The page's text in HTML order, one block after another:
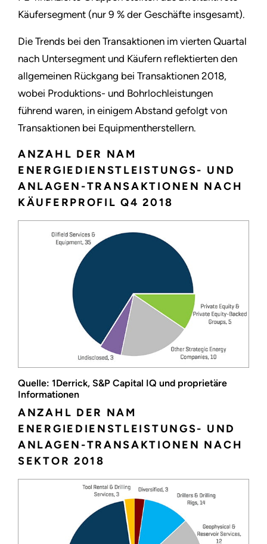
Käufersegment (nur 9 % der Geschäfte insgesamt).
Die Trends bei den Transaktionen im vierten Quartal
nach Untersegment und Käufern reflektierten den
allgemeinen Rückgang bei Transaktionen 2018,
wobei Produktions- und Bohrlochleistungen
führend waren, in einigem Abstand gefolgt von
Transaktionen bei Equipmentherstellern.
ANZAHL DER NAM
ENERGIEDIENSTLEISTUNGS- UND
ANLAGEN-TRANSAKTIONEN NACH
KÄUFERPROFIL Q4 2018
Quelle: 1Derrick, S&P Capital IQ und proprietäre
Informationen
ANZAHL DER NAM
ENERGIEDIENSTLEISTUNGS- UND
ANLAGEN-TRANSAKTIONEN NACH
SEKTOR 2018